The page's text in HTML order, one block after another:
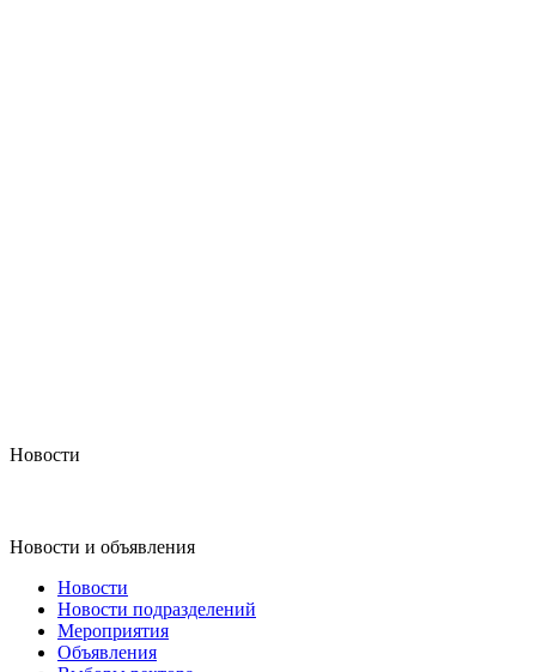
Новости
Новости и объявления
Новости
Новости подразделений
Мероприятия
Объявления